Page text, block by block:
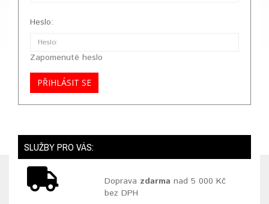
Heslo:
Zapomenuté heslo
SLUŽBY PRO VÁS:
Doprava zdarma nad 5 000 Kč
bez DPH